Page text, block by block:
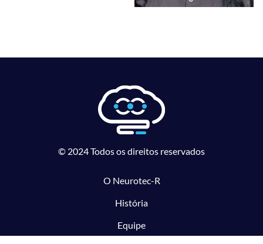
© 2024 Todos os direitos reservados
O Neurotec-R
História
Equipe